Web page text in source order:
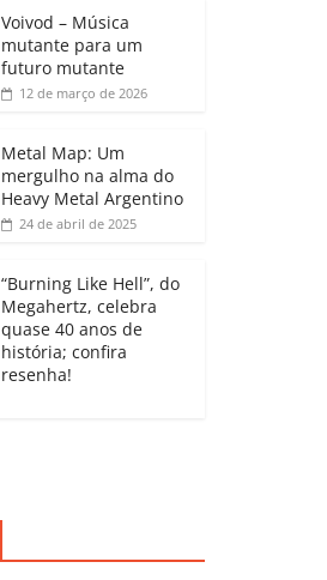
A
p
p
dI
n
e
a
ro
o
m
Voivod – Música
mutante para um
futuro mutante
12 de março de 2026
Metal Map: Um
mergulho na alma do
Heavy Metal Argentino
24 de abril de 2025
“Burning Like Hell”, do
Megahertz, celebra
quase 40 anos de
história; confira
resenha!